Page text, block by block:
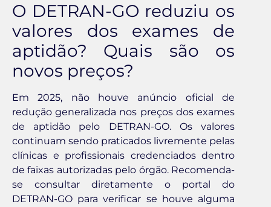
O DETRAN-GO reduziu os
valores dos exames de
aptidão? Quais são os
novos preços?
Em 2025, não houve anúncio oficial de
redução generalizada nos preços dos exames
de aptidão pelo DETRAN-GO. Os valores
continuam sendo praticados livremente pelas
clínicas e profissionais credenciados dentro
de faixas autorizadas pelo órgão. Recomenda-
se consultar diretamente o portal do
DETRAN-GO para verificar se houve alguma